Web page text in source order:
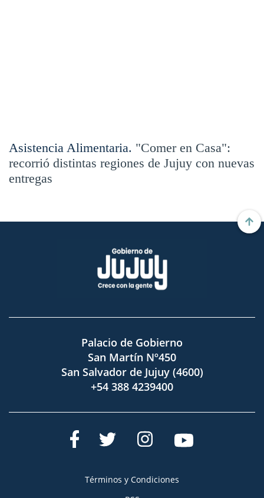
Asistencia Alimentaria. "Comer en Casa":
recorrió distintas regiones de Jujuy con nuevas
entregas
Palacio de Gobierno
San Martín Nº450
San Salvador de Jujuy (4600)
+54 388 4239400
Términos y Condiciones